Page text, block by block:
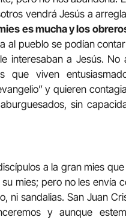
vendrá Jesús a
es mucha y los
al pueblo se podían
interesaban a Jesús.
que viven
y quieren
sin
a la gran mies
mies; pero no les envía
ni sandalias. San Juan
y aunque